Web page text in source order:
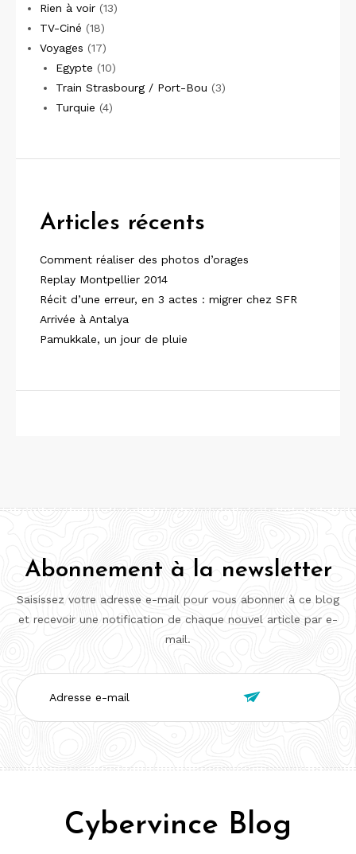
Rien à voir (13)
TV-Ciné (18)
Voyages (17)
Egypte (10)
Train Strasbourg / Port-Bou (3)
Turquie (4)
Articles récents
Comment réaliser des photos d’orages
Replay Montpellier 2014
Récit d’une erreur, en 3 actes : migrer chez SFR
Arrivée à Antalya
Pamukkale, un jour de pluie
Abonnement à la newsletter
Saisissez votre adresse e-mail pour vous abonner à ce blog
et recevoir une notification de chaque nouvel article par e-
mail.
Adresse
e-
mail

Cybervince Blog